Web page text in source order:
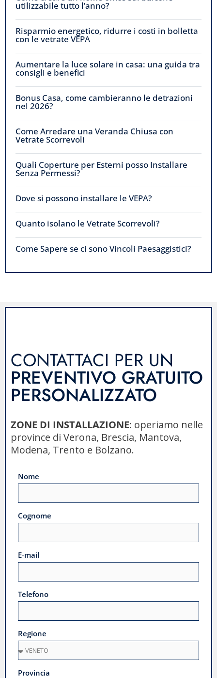
utilizzabile tutto l’anno?
Risparmio energetico, ridurre i costi in bolletta
con le vetrate VEPA
Aumentare la luce solare in casa: una guida tra
consigli e benefici
Bonus Casa, come cambieranno le detrazioni
nel 2026?
Come Arredare una Veranda Chiusa con
Vetrate Scorrevoli
Quali Coperture per Esterni posso Installare
Senza Permessi?
Dove si possono installare le VEPA?
Quanto isolano le Vetrate Scorrevoli?
Come Sapere se ci sono Vincoli Paesaggistici?
CONTATTACI PER UN
PREVENTIVO GRATUITO
PERSONALIZZATO
ZONE DI INSTALLAZIONE: operiamo nelle
province di Verona, Brescia, Mantova,
Modena, Trento e Bolzano.
Nome
Cognome
E-mail
Telefono
Regione
Provincia